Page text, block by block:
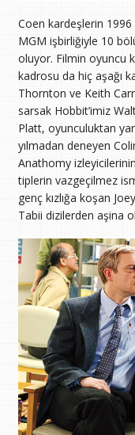
Coen kardeşlerin 1996
MGM işbirliğiyle 10
oluyor. Filmin oyuncu
kadrosu da hiç aşağı
Thornton ve Keith
sarsak Hobbit’imiz
Platt, oyunculuktan
yılmadan deneyen
Anathomy
tiplerin vazgeçilmez
genç kızlığa koşan
Tabii dizilerden aşina